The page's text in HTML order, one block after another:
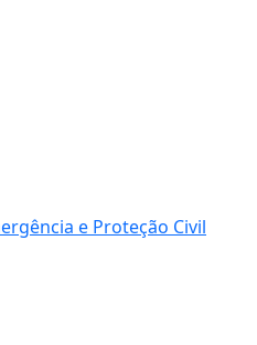
e Proteção Civil